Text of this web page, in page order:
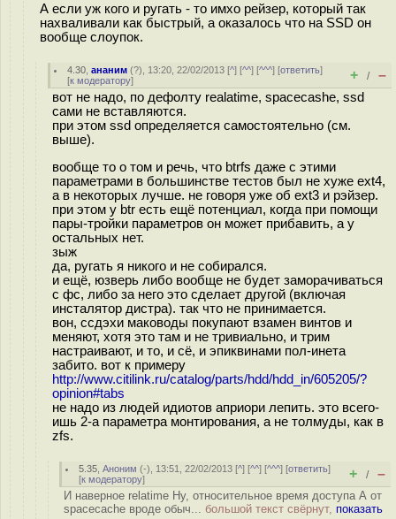
А если уж кого и ругать - то имхо рейзер, который так
нахваливали как быстрый, а оказалось что на SSD он
вообще слоупок.
4.30 ,ананим (?), 13:20, 22/02/2013 [^] [^^] [^^^] [ответить]
[к модератору] + / –
вот не надо, по дефолту realatime, spacecashe, ssd
сами не вставляются.
при этом ssd определяется самостоятельно (см.
выше).
вообще то о том и речь, что btrfs даже с этими
параметрами в большинстве тестов был не хуже ext4,
а в некоторых лучше. не говоря уже об ext3 и рэйзер.
при этом у btr есть ещё потенциал, когда при помощи
пары-тройки параметров он может прибавить, а у
остальных нет.
зыж
да, ругать я никого и не собирался.
и ещё, юзверь либо вообще не будет заморачиваться
с фс, либо за него это сделает другой (включая
инсталятор дистра). так что не принимается.
вон, ссдэхи маководы покупают взамен винтов и
меняют, хотя это там и не тривиально, и трим
настраивают, и то, и сё, и эпиквинами пол-инета
забито. вот к примеру
http://www.citilink.ru/catalog/parts/hdd/hdd_in/605205/?
opinion#tabs
не надо из людей идиотов априори лепить. это всего-
ишь 2-а параметра монтирования, а не толмуды, как в
zfs.
5.35 ,Аноним (-), 13:51, 22/02/2013 [^] [^^] [^^^] [ответить]
[к модератору] + / –
И наверное relatime Ну, относительное время доступа А от
spacecache вроде обыч... большой текст свёрнут, показать